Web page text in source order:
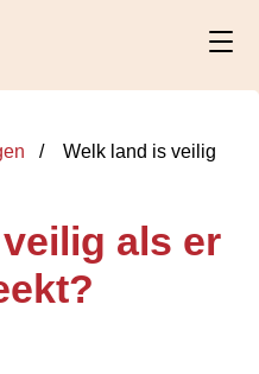
Welk land is veilig
als er